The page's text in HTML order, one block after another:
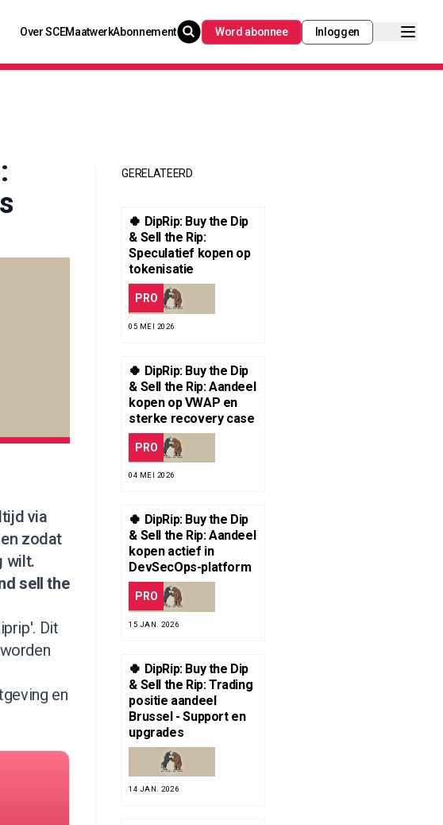
Over SCEMaatwerkAbonnement Word abonnee Inloggen
via
zodat
wilt.
sell the
'. Dit
en
GERELATEERD
🍀 DipRip: Buy the Dip
& Sell the Rip:
Speculatief kopen op
tokenisatie
PRO
05 MEI 2026
🍀 DipRip: Buy the Dip
& Sell the Rip: Aandeel
kopen op VWAP en
sterke recovery case
PRO
04 MEI 2026
🍀 DipRip: Buy the Dip
& Sell the Rip: Aandeel
kopen actief in
DevSecOps-platform
PRO
15 JAN. 2026
🍀 DipRip: Buy the Dip
& Sell the Rip: Trading
positie aandeel
Brussel - Support en
upgrades
14 JAN. 2026